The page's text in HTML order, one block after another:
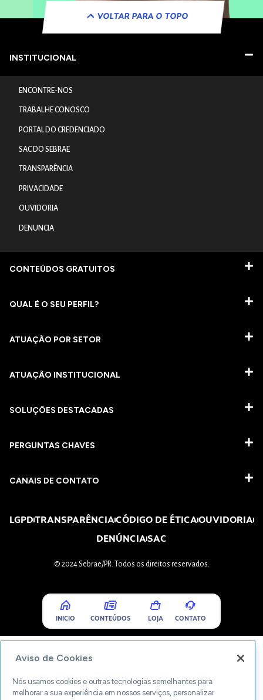
VOLTAR PARA O TOPO
INSTITUCIONAL
ENCONTRE-NOS
TRABALHE CONOSCO
PORTAL DO CREDENCIADO
SAC DO SEBRAE
TRANSPARÊNCIA
PRIVACIDADE
OUVIDORIA
DENUNCIA
CONTEÚDOS GRATUITOS
QUAL É O SEU PERFIL?
ATUAÇÃO POR SETOR
ATUAÇÃO INSTITUCIONAL
SOLUÇÕES DESTACADAS
PERGUNTAS CHAVES​
CANAIS DE CONTATO
LGPDTRANSPARÊNCIACÓDIGO DE ÉTICAOUVIDORIA
DENÚNCIASAC
© 2024 Sebrae/PR. Todos os direitos reservados.
INICIO CONTEÚDOS LOJA CONTATO
Aviso de Cookies
Nós usamos cookies e outras tecnologias semelhantes para
melhorar a sua experiência em nossos serviços, personalizar